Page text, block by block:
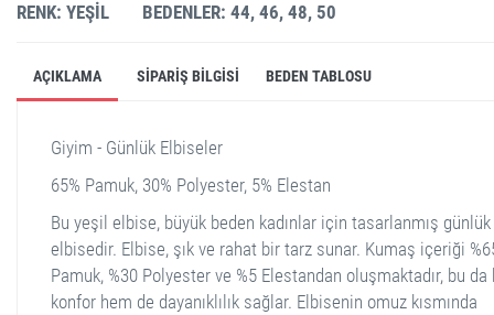
RENK: YEŞIL BEDENLER: 44, 46, 48, 50
AÇIKLAMA SIPARIŞ BILGISI BEDEN TABLOSU
Giyim - Günlük Elbiseler
65% Pamuk, 30% Polyester, 5% Elestan
Bu yeşil elbise, büyük beden kadınlar için tasarlanmış
elbisedir. Elbise, şık ve rahat bir tarz sunar. Kumaş içeriği
Pamuk, %30 Polyester ve %5 Elestandan oluşmaktadır, bu da
konfor hem de dayanıklılık sağlar. Elbisenin omuz kısmında